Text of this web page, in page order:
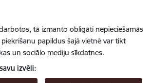
tā izmanto obligāti nepieciešamās
papildus šajā vietnē var tikt
un sociālo mediju sīkdatnes.
izvēli: